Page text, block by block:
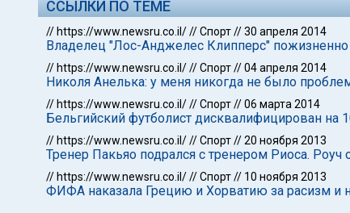
ССЫЛКИ ПО ТЕМЕ
// https://www.newsru.co.il///Спорт//30 апреля 2014
Владелец "Лос-Анджелес Клипперс"
// https://www.newsru.co.il///Спорт//04 апреля 2014
Николя Анелька: у меня никогда не было
// https://www.newsru.co.il///Спорт//06 марта 2014
Бельгийский футболист дисквалифицирован на
// https://www.newsru.co.il///Спорт//20 ноября 2013
Тренер Пакьяо подрался с тренером Риоса.
// https://www.newsru.co.il///Спорт// 10 ноября 2013
ФИФА наказала Грецию и Хорватию за расизм и